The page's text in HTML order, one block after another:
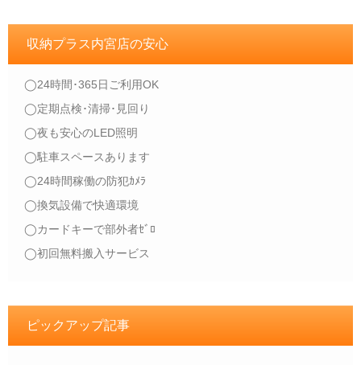
収納プラス内宮店の安心
◯24時間･365日ご利用OK
◯定期点検･清掃･見回り
◯夜も安心のLED照明
◯駐車スペースあります
◯24時間稼働の防犯ｶﾒﾗ
◯換気設備で快適環境
◯カードキーで部外者ｾﾞﾛ
◯初回無料搬入サービス
ピックアップ記事